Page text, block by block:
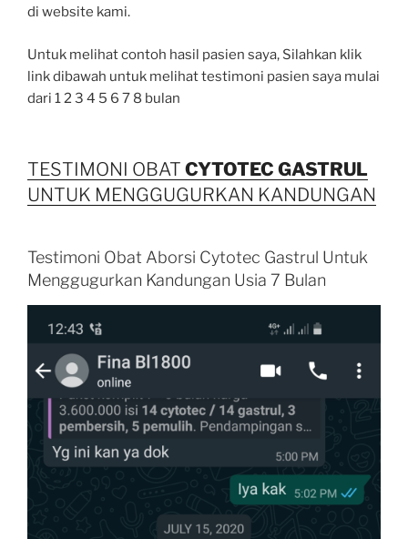
di website kami.
Untuk melihat contoh hasil pasien saya, Silahkan klik
link dibawah untuk melihat testimoni pasien saya mulai
dari 1 2 3 4 5 6 7 8 bulan
TESTIMONI OBAT CYTOTEC GASTRUL
UNTUK MENGGUGURKAN KANDUNGAN
Testimoni Obat Aborsi Cytotec Gastrul Untuk
Menggugurkan Kandungan Usia 7 Bulan